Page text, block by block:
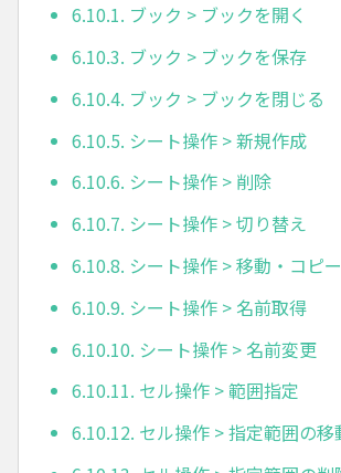
6.10.1. ブック > ブックを開く
6.10.3. ブック > ブックを保存
6.10.4. ブック > ブックを閉じる
6.10.5. シート操作 > 新規作成
6.10.6. シート操作 > 削除
6.10.7. シート操作 > 切り替え
6.10.8. シート操作 > 移動・コピー
6.10.9. シート操作 > 名前取得
6.10.10. シート操作 > 名前変更
6.10.11. セル操作 > 範囲指定
6.10.12. セル操作 > 指定範囲の移